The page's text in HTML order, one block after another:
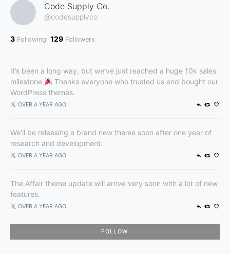
Code Supply Co.
@codesupplyco
3 Following 129 Followers
It’s been a long way, but we’ve just reached a huge 10k sales
milestone
Thanks everyone who trusted us and bought our
WordPress themes.
OVER A YEAR AGO
We’ll be releasing a brand new theme soon after one year of
research and development.
OVER A YEAR AGO
The Affair theme update will arrive very soon with a lot of new
features.
OVER A YEAR AGO
FOLLOW